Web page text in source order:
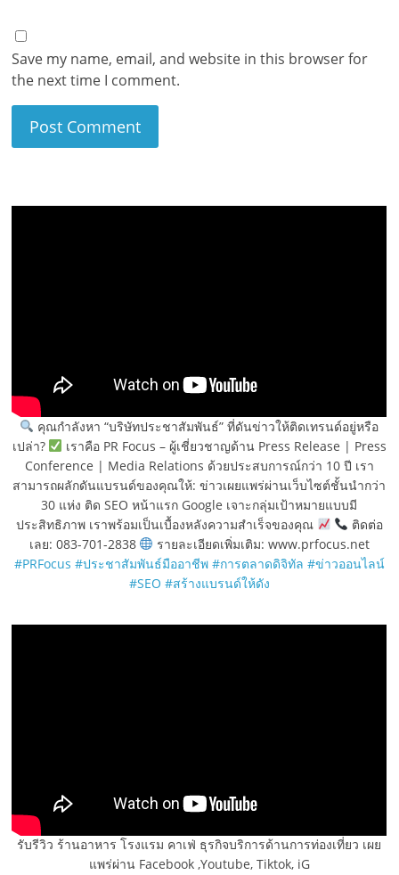
Save my name, email, and website in this browser for
the next time I comment.
คุณกำลังหา “บริษัทประชาสัมพันธ์” ที่ดันข่าวให้ติดเทรนด์อยู่หรือ
เปล่า?
เราคือ PR Focus – ผู้เชี่ยวชาญด้าน Press Release | Press
Conference | Media Relations ด้วยประสบการณ์กว่า 10 ปี เรา
สามารถผลักดันแบรนด์ของคุณให้: ข่าวเผยแพร่ผ่านเว็บไซต์ชั้นนำกว่า
30 แห่ง ติด SEO หน้าแรก Google เจาะกลุ่มเป้าหมายแบบมี
ประสิทธิภาพ เราพร้อมเป็นเบื้องหลังความสำเร็จของคุณ
ติดต่อ
เลย: 083-701-2838
รายละเอียดเพิ่มเติม: www.prfocus.net
#PRFocus #ประชาสัมพันธ์มืออาชีพ #การตลาดดิจิทัล #ข่าวออนไลน์
#SEO #สร้างแบรนด์ให้ดัง
รับรีวิว ร้านอาหาร โรงแรม คาเฟ่ ธุรกิจบริการด้านการท่องเที่ยว เผย
แพร่ผ่าน Facebook ,Youtube, Tiktok, iG